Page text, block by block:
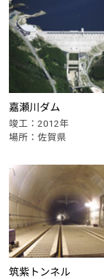
嘉瀬川ダム
竣工：2012年
場所：佐賀県
筑紫トンネル